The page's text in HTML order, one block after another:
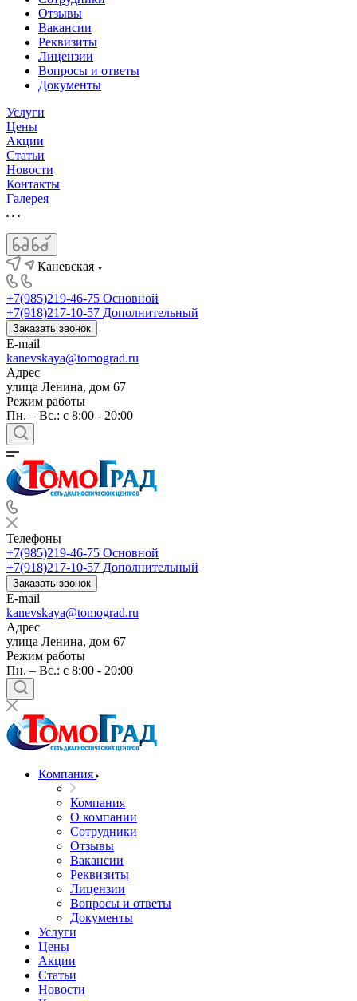
Отзывы
Вакансии
Реквизиты
Лицензии
Вопросы и ответы
Документы
Услуги
Цены
Акции
Статьи
Новости
Контакты
Галерея
Каневская
+7(985)219-46-75 Основной
+7(918)217-10-57 Дополнительный
Заказать звонок
E-mail
kanevskaya@tomograd.ru
Адрес
улица Ленина, дом 67
Режим работы
Пн. – Вс.: c 8:00 - 20:00
Телефоны
+7(985)219-46-75 Основной
+7(918)217-10-57 Дополнительный
Заказать звонок
E-mail
kanevskaya@tomograd.ru
Адрес
улица Ленина, дом 67
Режим работы
Пн. – Вс.: c 8:00 - 20:00
Компания
Компания
О компании
Сотрудники
Отзывы
Вакансии
Реквизиты
Лицензии
Вопросы и ответы
Документы
Услуги
Цены
Акции
Статьи
Новости